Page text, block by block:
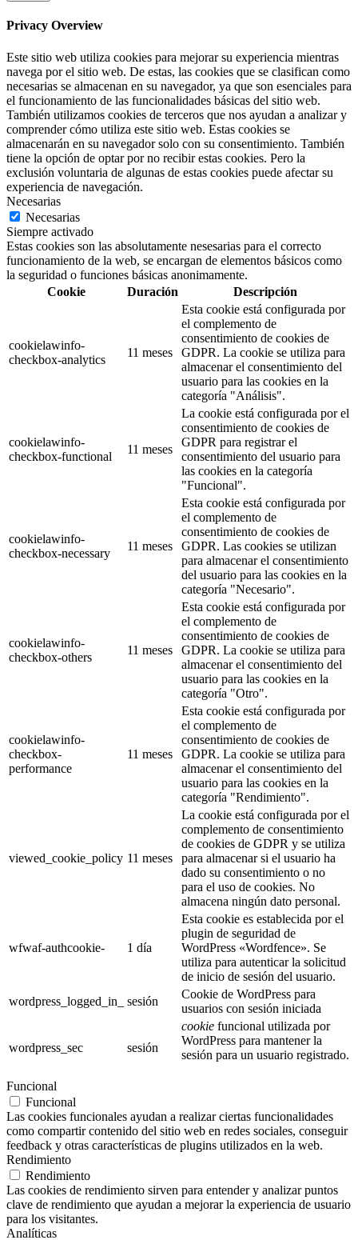
Privacy Overview
Este sitio web utiliza cookies para mejorar su experiencia mientras
navega por el sitio web. De estas, las cookies que se clasifican como
necesarias se almacenan en su navegador, ya que son esenciales para
el funcionamiento de las funcionalidades básicas del sitio web.
También utilizamos cookies de terceros que nos ayudan a analizar y
comprender cómo utiliza este sitio web. Estas cookies se
almacenarán en su navegador solo con su consentimiento. También
tiene la opción de optar por no recibir estas cookies. Pero la
exclusión voluntaria de algunas de estas cookies puede afectar su
experiencia de navegación.
Necesarias
Necesarias
Siempre activado
Estas cookies son las absolutamente nesesarias para el correcto
funcionamiento de la web, se encargan de elementos básicos como
la seguridad o funciones básicas anonimamente.
Cookie
Duración Descripción
cookielawinfo-
checkbox-analytics
11 meses
Esta cookie está configurada por
el complemento de
consentimiento de cookies de
GDPR. La cookie se utiliza para
almacenar el consentimiento del
usuario para las cookies en la
categoría "Análisis".
cookielawinfo-
checkbox-functional
11 meses
La cookie está configurada por el
consentimiento de cookies de
GDPR para registrar el
consentimiento del usuario para
las cookies en la categoría
"Funcional".
cookielawinfo-
checkbox-necessary
11 meses
Esta cookie está configurada por
el complemento de
consentimiento de cookies de
GDPR. Las cookies se utilizan
para almacenar el consentimiento
del usuario para las cookies en la
categoría "Necesario".
cookielawinfo-
checkbox-others
11 meses
Esta cookie está configurada por
el complemento de
consentimiento de cookies de
GDPR. La cookie se utiliza para
almacenar el consentimiento del
usuario para las cookies en la
categoría "Otro".
cookielawinfo-
checkbox-
performance
11 meses
Esta cookie está configurada por
el complemento de
consentimiento de cookies de
GDPR. La cookie se utiliza para
almacenar el consentimiento del
usuario para las cookies en la
categoría "Rendimiento".
viewed_cookie_policy 11 meses
La cookie está configurada por el
complemento de consentimiento
de cookies de GDPR y se utiliza
para almacenar si el usuario ha
dado su consentimiento o no
para el uso de cookies. No
almacena ningún dato personal.
wfwaf-authcookie- 1 día
Esta cookie es establecida por el
plugin de seguridad de
WordPress «Wordfence». Se
utiliza para autenticar la solicitud
de inicio de sesión del usuario.
wordpress_logged_in_
sesión
Cookie de WordPress para
usuarios con sesión iniciada
wordpress_sec sesión
cookie funcional utilizada por
WordPress para mantener la
sesión para un usuario registrado.
Funcional
Funcional
Las cookies funcionales ayudan a realizar ciertas funcionalidades
como compartir contenido del sitio web en redes sociales, conseguir
feedback y otras características de plugins utilizados en la web.
Rendimiento
Rendimiento
Las cookies de rendimiento sirven para entender y analizar puntos
clave de rendimiento que ayudan a mejorar la experiencia de usuario
para los visitantes.
Analíticas